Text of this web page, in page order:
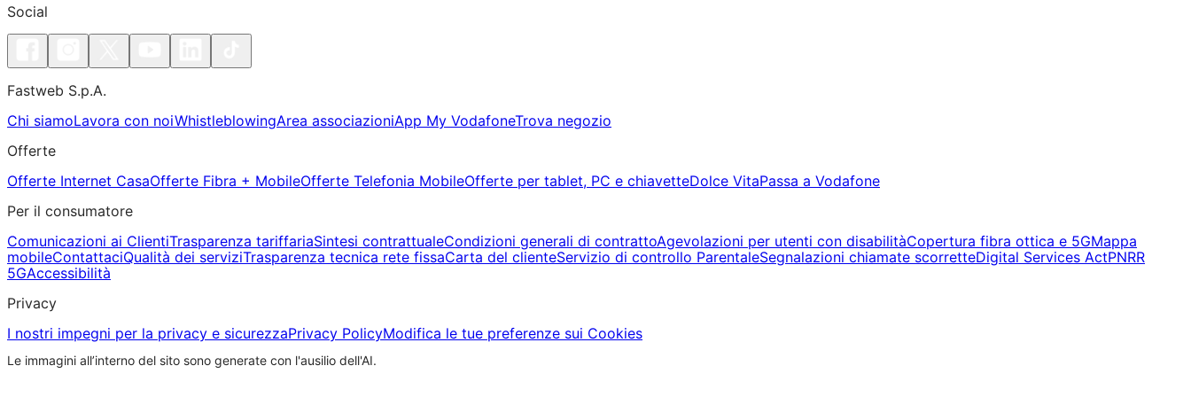
Social
Fastweb S.p.A.
Chi siamoLavora con noiWhistleblowingArea associazioniApp My VodafoneTrova negozio
Offerte
Offerte Internet CasaOfferte Fibra + MobileOfferte Telefonia MobileOfferte per tablet, PC e chiavetteDolce VitaPassa a Vodafone
Per il consumatore
Comunicazioni ai ClientiTrasparenza tariffariaSintesi contrattualeCondizioni generali di contrattoAgevolazioni per utenti con disabilitàCopertura fibra ottica e 5GMappa
mobileContattaciQualità dei serviziTrasparenza tecnica rete fissaCarta del clienteServizio di controllo ParentaleSegnalazioni chiamate scorretteDigital Services ActPNRR
5GAccessibilità
Privacy
I nostri impegni per la privacy e sicurezzaPrivacy PolicyModifica le tue preferenze sui Cookies
Le immagini all’interno del sito sono generate con l'ausilio dell'AI.